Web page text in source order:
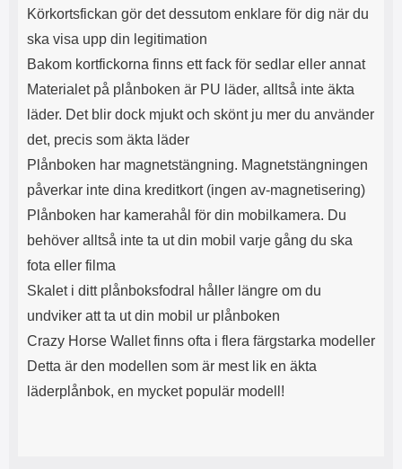
Körkortsfickan gör det dessutom enklare för dig när du
ska visa upp din legitimation
Bakom kortfickorna finns ett fack för sedlar eller annat
Materialet på plånboken är PU läder, alltså inte äkta
läder. Det blir dock mjukt och skönt ju mer du använder
det, precis som äkta läder
Plånboken har magnetstängning. Magnetstängningen
påverkar inte dina kreditkort (ingen av-magnetisering)
Plånboken har kamerahål för din mobilkamera. Du
behöver alltså inte ta ut din mobil varje gång du ska
fota eller filma
Skalet i ditt plånboksfodral håller längre om du
undviker att ta ut din mobil ur plånboken
Crazy Horse Wallet finns ofta i flera färgstarka modeller
Detta är den modellen som är mest lik en äkta
läderplånbok, en mycket populär modell!